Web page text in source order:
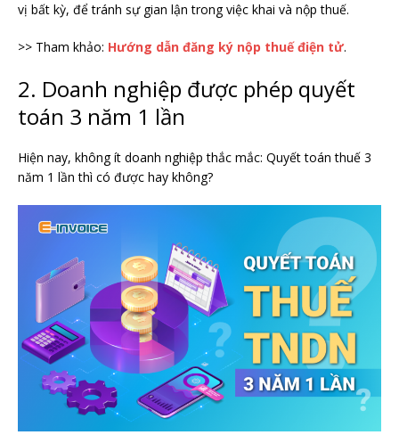
vị bất kỳ, để tránh sự gian lận trong việc khai và nộp thuế.
>> Tham khảo: Hướng dẫn đăng ký nộp thuế điện tử.
2. Doanh nghiệp được phép quyết
toán 3 năm 1 lần
Hiện nay, không ít doanh nghiệp thắc mắc: Quyết toán thuế 3
năm 1 lần thì có được hay không?